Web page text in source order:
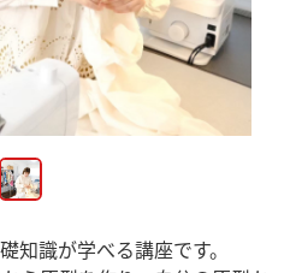
知識が学べる講座です。